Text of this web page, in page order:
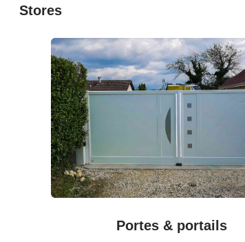
Stores
Portes & portails